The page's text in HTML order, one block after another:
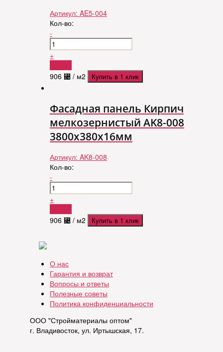
Артикул: AE5-004
Кол-во:
-
+
906 ⃄ / м2 Купить в 1 клик
Фасадная панель Кирпич
мелкозернистый AK8-008
3800х380х16мм
Артикул: AK8-008
Кол-во:
-
+
906 ⃄ / м2 Купить в 1 клик
О нас
Гарантия и возврат
Вопросы и ответы
Полезные советы
Политика конфиденциальности
ООО "Стройматериалы оптом"
г. Владивосток, ул. Иртышская, 17.